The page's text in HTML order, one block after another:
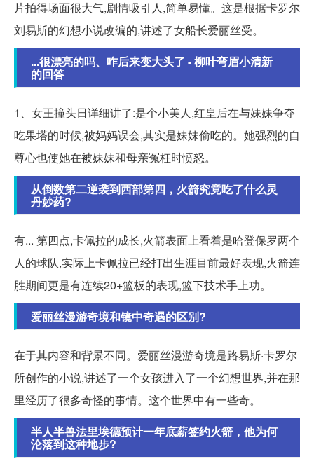
片拍得场面很大气,剧情吸引人,简单易懂。这是根据卡罗尔
刘易斯的幻想小说改编的,讲述了女船长爱丽丝受。
...很漂亮的吗、咋后来变大头了 - 柳叶弯眉小清新
的回答
1、女王撞头日详细讲了:是个小美人,红皇后在与妹妹争夺
吃果塔的时候,被妈妈误会,其实是妹妹偷吃的。她强烈的自
尊心也使她在被妹妹和母亲冤枉时愤怒。
从倒数第二逆袭到西部第四，火箭究竟吃了什么灵
丹妙药?
有... 第四点,卡佩拉的成长,火箭表面上看着是哈登保罗两个
人的球队,实际上卡佩拉已经打出生涯目前最好表现,火箭连
胜期间更是有连续20+篮板的表现,篮下技术手上功。
爱丽丝漫游奇境和镜中奇遇的区别?
在于其内容和背景不同。爱丽丝漫游奇境是路易斯·卡罗尔
所创作的小说,讲述了一个女孩进入了一个幻想世界,并在那
里经历了很多奇怪的事情。这个世界中有一些奇。
半人半兽法里埃德预计一年底薪签约火箭，他为何
沦落到这种地步?